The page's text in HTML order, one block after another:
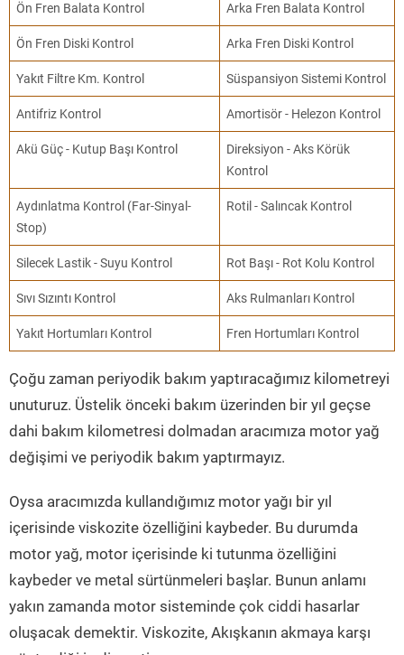
Ön Fren Balata Kontrol Arka Fren Balata Kontrol
Ön Fren Diski Kontrol Arka Fren Diski Kontrol
Yakıt Filtre Km. Kontrol Süspansiyon Sistemi Kontrol
Antifriz Kontrol Amortisör - Helezon Kontrol
Akü Güç - Kutup Başı Kontrol
Direksiyon - Aks Körük
Kontrol
Aydınlatma Kontrol (Far-Sinyal-
Stop)
Rotil - Salıncak Kontrol
Silecek Lastik - Suyu Kontrol Rot Başı - Rot Kolu Kontrol
Sıvı Sızıntı Kontrol Aks Rulmanları Kontrol
Yakıt Hortumları Kontrol Fren Hortumları Kontrol
Çoğu zaman periyodik bakım yaptıracağımız kilometreyi
unuturuz. Üstelik önceki bakım üzerinden bir yıl geçse
dahi bakım kilometresi dolmadan aracımıza motor yağ
değişimi ve periyodik bakım yaptırmayız.
Oysa aracımızda kullandığımız motor yağı bir yıl
içerisinde viskozite özelliğini kaybeder. Bu durumda
motor yağ, motor içerisinde ki tutunma özelliğini
kaybeder ve metal sürtünmeleri başlar. Bunun anlamı
yakın zamanda motor sisteminde çok ciddi hasarlar
oluşacak demektir. Viskozite, Akışkanın akmaya karşı